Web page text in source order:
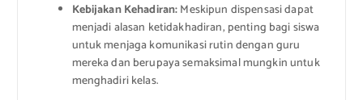
Kebijakan Kehadiran:Meskipun dispensasi dapat
menjadi alasan ketidakhadiran, penting bagi siswa
untuk menjaga komunikasi rutin dengan guru
mereka dan berupaya semaksimal mungkin untuk
menghadiri kelas.